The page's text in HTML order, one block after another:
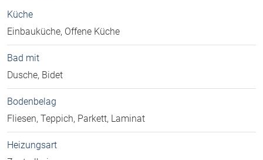
Küche
Einbauküche, Offene Küche
Bad mit
Dusche, Bidet
Bodenbelag
Fliesen, Teppich, Parkett, Laminat
Heizungsart